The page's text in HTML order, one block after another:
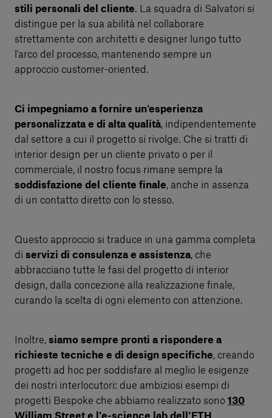
stili personali del cliente. La squadra di Salvatori si
distingue per la sua abilità nel collaborare
strettamente con architetti e designer lungo tutto
l'arco del processo, mantenendo sempre un
approccio customer-oriented.
Ci impegniamo a fornire un'esperienza
personalizzata e di alta qualità, indipendentemente
dal settore a cui il progetto si rivolge. Che si tratti di
interior design per un cliente privato o per il
commerciale, il nostro focus rimane sempre la
soddisfazione del cliente finale, anche in assenza
di un contatto diretto con lo stesso.
Questo approccio si traduce in una gamma completa
di servizi di consulenza e assistenza, che
abbracciano tutte le fasi del progetto di interior
design, dalla concezione alla realizzazione finale,
curando la scelta di ogni elemento con attenzione.
Inoltre, siamo sempre pronti a rispondere a
richieste tecniche e di design specifiche, creando
progetti ad hoc per soddisfare al meglio le esigenze
dei nostri interlocutori: due ambiziosi esempi di
progetti Bespoke che abbiamo realizzato sono 130